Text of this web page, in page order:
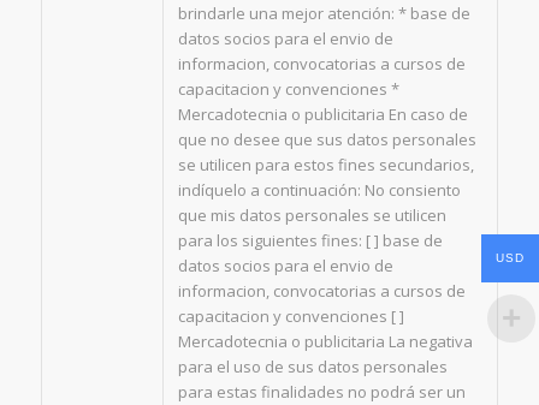
brindarle una mejor atención: * base de
datos socios para el envio de
informacion, convocatorias a cursos de
capacitacion y convenciones *
Mercadotecnia o publicitaria En caso de
que no desee que sus datos personales
se utilicen para estos fines secundarios,
indíquelo a continuación: No consiento
que mis datos personales se utilicen
para los siguientes fines: [ ] base de
datos socios para el envio de
informacion, convocatorias a cursos de
capacitacion y convenciones [ ]
Mercadotecnia o publicitaria La negativa
para el uso de sus datos personales
para estas finalidades no podrá ser un
USD